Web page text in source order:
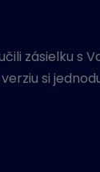
zásielku s
si